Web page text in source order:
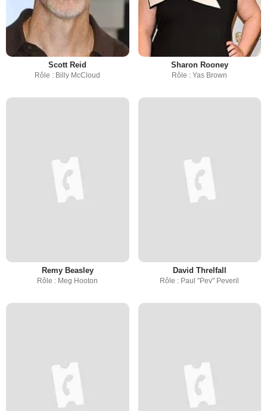
Scott Reid
Rôle : Billy McCloud
Sharon Rooney
Rôle : Yas Brown
Remy Beasley
Rôle : Meg Hooton
David Threlfall
Rôle : Paul "Pev" Peveril